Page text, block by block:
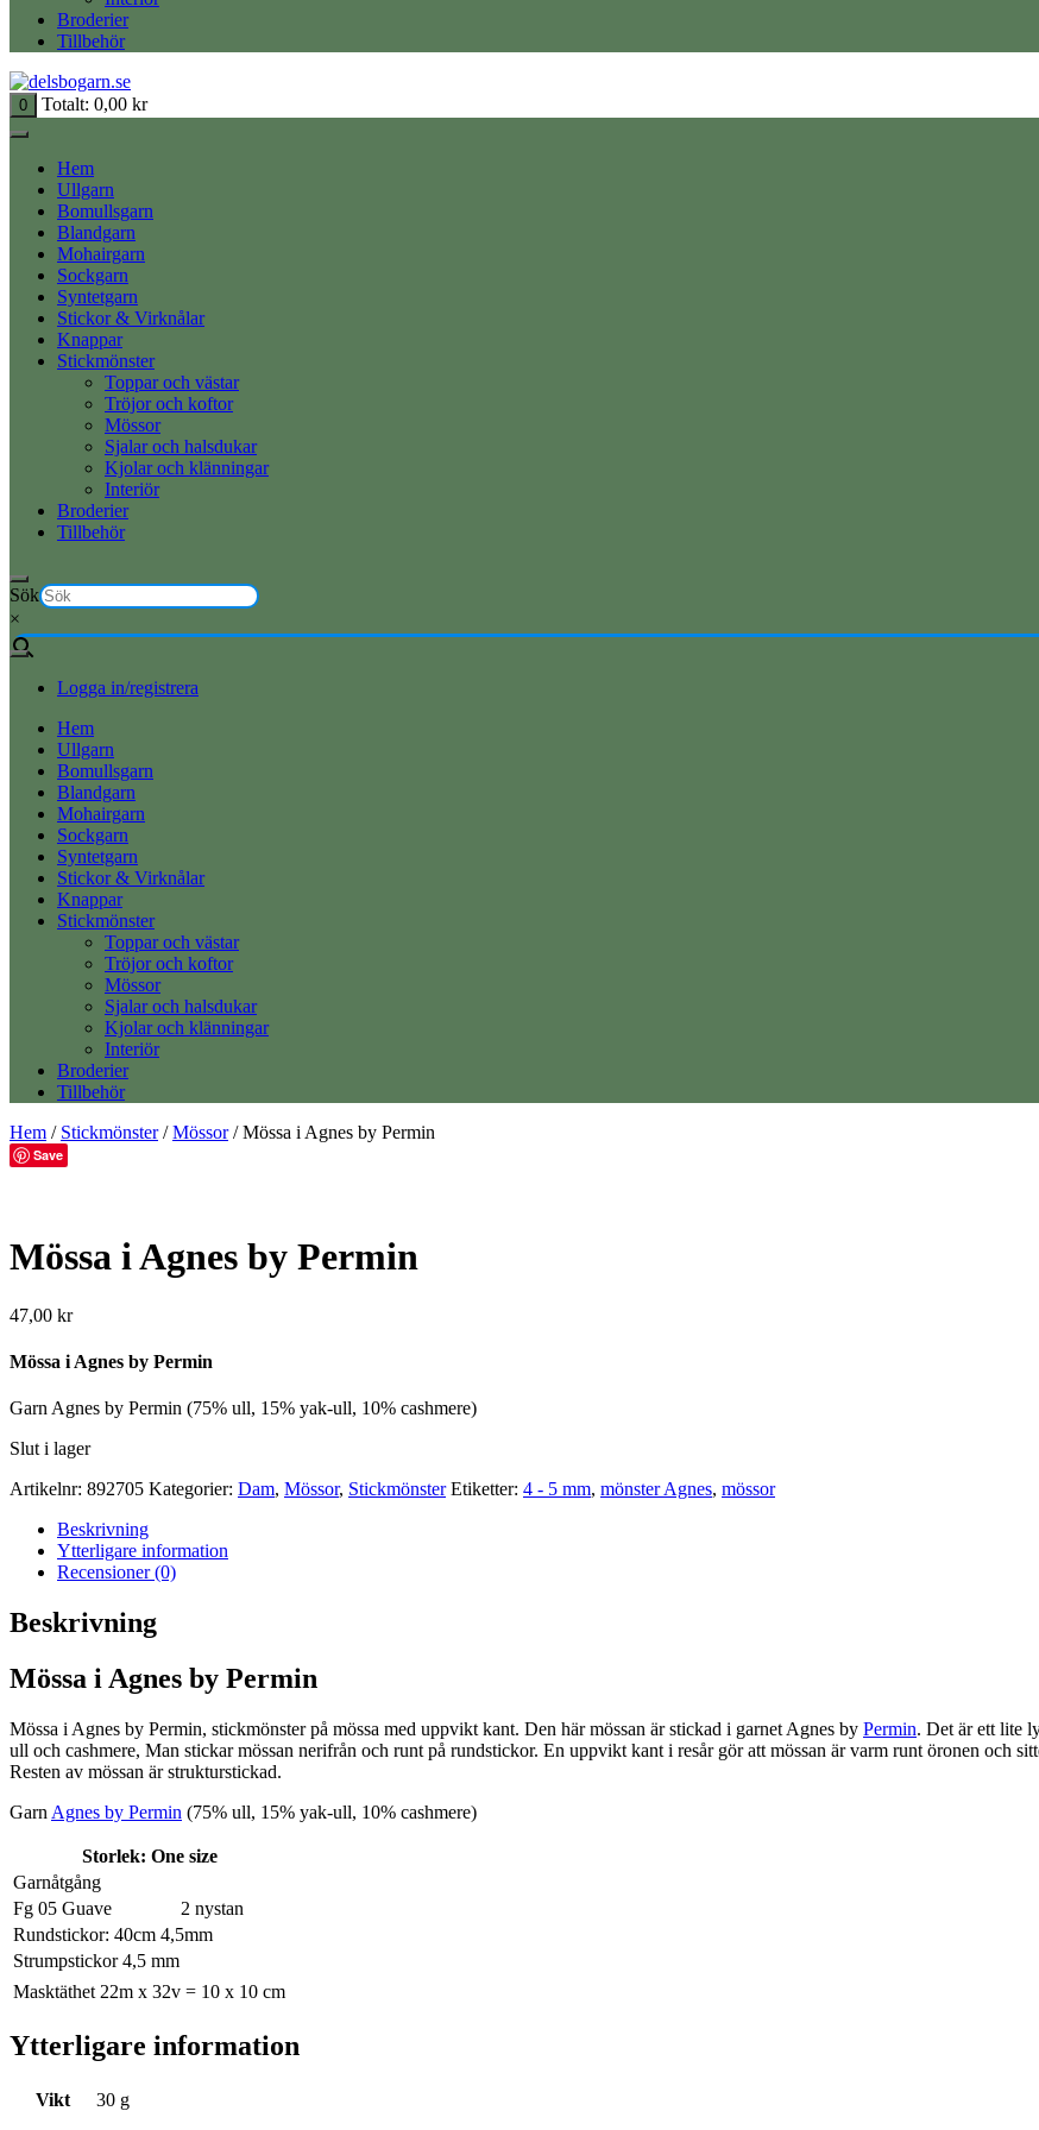
Broderier
Tillbehör
0 Totalt: 0,00 kr
Hem
Ullgarn
Bomullsgarn
Blandgarn
Mohairgarn
Sockgarn
Syntetgarn
Stickor & Virknålar
Knappar
Stickmönster
Toppar och västar
Tröjor och koftor
Mössor
Sjalar och halsdukar
Kjolar och klänningar
Interiör
Broderier
Tillbehör
Sök
×
Logga in/registrera
Hem
Ullgarn
Bomullsgarn
Blandgarn
Mohairgarn
Sockgarn
Syntetgarn
Stickor & Virknålar
Knappar
Stickmönster
Toppar och västar
Tröjor och koftor
Mössor
Sjalar och halsdukar
Kjolar och klänningar
Interiör
Broderier
Tillbehör
Hem / Stickmönster/Mössor/ Mössa i Agnes by Permin
Save
Mössa i Agnes by Permin
47,00 kr
Mössa i Agnes by Permin
Garn Agnes by Permin (75% ull, 15% yak-ull, 10% cashmere)
Slut i lager
Artikelnr: 892705 Kategorier: Dam, Mössor, Stickmönster Etiketter: 4 - 5 mm, mönster Agnes, mössor
Beskrivning
Ytterligare information
Recensioner (0)
Beskrivning
Mössa i Agnes by Permin
Mössa i Agnes by Permin, stickmönster på mössa med uppvikt kant. Den här mössan är stickad i garnet Agnes by Permin. Det är ett lite
ull och cashmere, Man stickar mössan nerifrån och runt på rundstickor. En uppvikt kant i resår gör att mössan är varm runt öronen och
Resten av mössan är strukturstickad.
Garn Agnes by Permin (75% ull, 15% yak-ull, 10% cashmere)
Storlek: One size
Garnåtgång
Fg 05 Guave
2 nystan
Rundstickor: 40cm 4,5mm
Strumpstickor 4,5 mm
Masktäthet 22m x 32v = 10 x 10 cm
Ytterligare information
Vikt 30 g